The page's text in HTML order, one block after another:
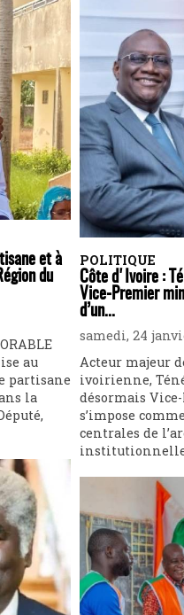
et à
du
au
partisane
la
POLITIQUE
Côte d'Ivoire :
Vice-Premier
d’un...
samedi, 24
Acteur majeur
ivoirienne,
désormais
s’impose
centrales de
institutionnelle